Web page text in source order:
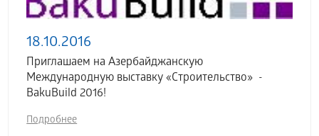
18.10.2016
Приглашаем на Азербайджанскую
Международную выставку «Строительство» -
BakuBuild 2016!
Подробнее